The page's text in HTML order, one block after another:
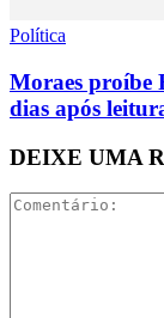
Política
Moraes proíbe
dias após
DEIXE UMA